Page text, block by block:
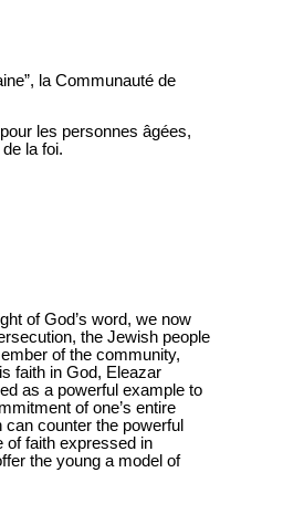
la Communauté de
les personnes âgées,
la foi.
of God’s word, we now
the Jewish people
of the community,
faith in God, Eleazar
as a powerful example to
of one’s entire
counter the powerful
of faith expressed in
the young a model of